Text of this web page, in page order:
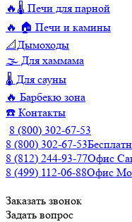
🔥🌡️ Печи для парной
🔥 🏠 Печи и камины
📐Дымоходы
🌫️ Для хаммама
🌡️ Для сауны
🔥 Барбекю зона
☎️ Контакты
8 (800) 302-67-53
8 (800) 302-67-53
8 (812) 244-93-77Офис
8 (499) 112-06-88Офис
Заказать звонок
Задать вопрос